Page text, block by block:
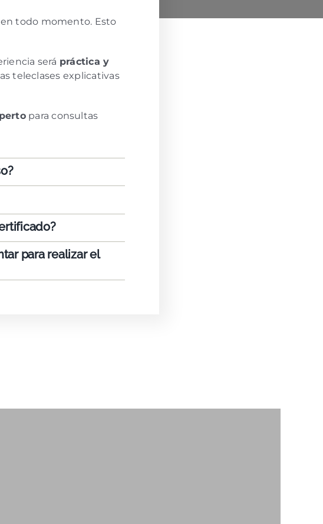
todo momento. Esto
será práctica y
teleclases explicativas
para consultas
para realizar el